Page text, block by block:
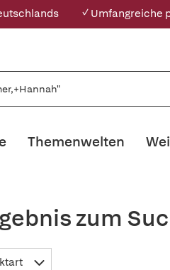
✓ Umfangreiche
Themenwelten
zum